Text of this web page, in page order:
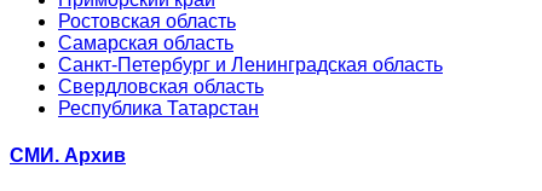
Ростовская область
Самарская область
Санкт-Петербург и Ленинградская область
Свердловская область
Республика Татарстан
СМИ. Архив